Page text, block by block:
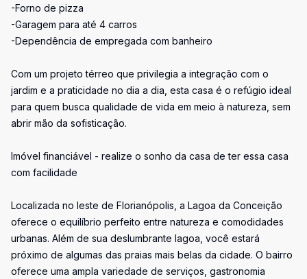
-Forno de pizza
-Garagem para até 4 carros
-Dependência de empregada com banheiro
Com um projeto térreo que privilegia a integração com o
jardim e a praticidade no dia a dia, esta casa é o refúgio ideal
para quem busca qualidade de vida em meio à natureza, sem
abrir mão da sofisticação.
Imóvel financiável - realize o sonho da casa de ter essa casa
com facilidade
Localizada no leste de Florianópolis, a Lagoa da Conceição
oferece o equilíbrio perfeito entre natureza e comodidades
urbanas. Além de sua deslumbrante lagoa, você estará
próximo de algumas das praias mais belas da cidade. O bairro
oferece uma ampla variedade de serviços, gastronomia